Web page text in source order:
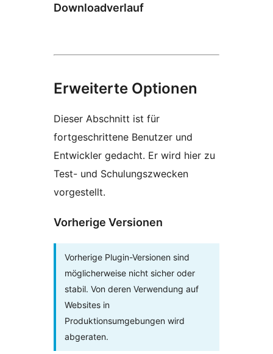
Downloadverlauf
Erweiterte Optionen
Dieser Abschnitt ist für
fortgeschrittene Benutzer und
Entwickler gedacht. Er wird hier zu
Test- und Schulungszwecken
vorgestellt.
Vorherige Versionen
Vorherige Plugin-Versionen sind
möglicherweise nicht sicher oder
stabil. Von deren Verwendung auf
Websites in
Produktionsumgebungen wird
abgeraten.